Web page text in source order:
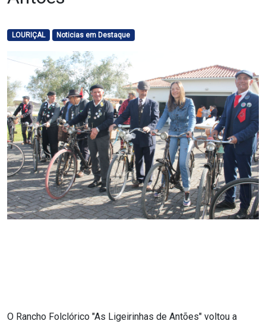
LOURIÇAL Noticias em Destaque
O Rancho Folclórico "As Ligeirinhas de Antões" voltou a